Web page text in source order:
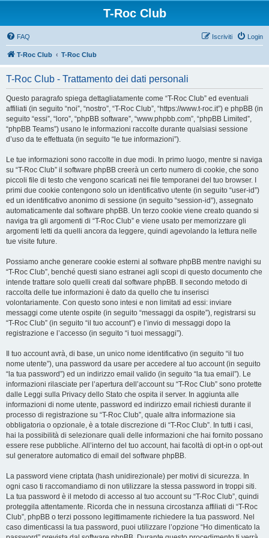
T-Roc Club
FAQ Login
Iscriviti
T-Roc Club T-Roc Club
T-Roc Club - Trattamento dei dati personali
Questo paragrafo spiega dettagliatamente come “T-Roc Club” ed eventuali
affiliati (in seguito “noi”, “nostro”, “T-Roc Club”, “https://www.t-roc.it”) e phpBB (in
seguito “essi”, “loro”, “phpBB software”, “www.phpbb.com”, “phpBB Limited”,
“phpBB Teams”) usano le informazioni raccolte durante qualsiasi sessione
d’uso da te effettuata (in seguito “le tue informazioni”).
Le tue informazioni sono raccolte in due modi. In primo luogo, mentre si naviga
su “T-Roc Club” il software phpBB creerà un certo numero di cookie, che sono
piccoli file di testo che vengono scaricati nei file temporanei del tuo browser. I
primi due cookie contengono solo un identificativo utente (in seguito “user-id”)
ed un identificativo anonimo di sessione (in seguito “session-id”), assegnato
automaticamente dal software phpBB. Un terzo cookie viene creato quando si
naviga tra gli argomenti di “T-Roc Club” e viene usato per memorizzare gli
argomenti letti da quelli ancora da leggere, quindi agevolando la lettura nelle
tue visite future.
Possiamo anche generare cookie esterni al software phpBB mentre navighi su
“T-Roc Club”, benché questi siano estranei agli scopi di questo documento che
intende trattare solo quelli creati dal software phpBB. Il secondo metodo di
raccolta delle tue informazioni è dato da quello che tu inserisci
volontariamente. Con questo sono intesi e non limitati ad essi: inviare
messaggi come utente ospite (in seguito “messaggi da ospite”), registrarsi su
“T-Roc Club” (in seguito “il tuo account”) e l’invio di messaggi dopo la
registrazione e l’accesso (in seguito “i tuoi messaggi”).
Il tuo account avrà, di base, un unico nome identificativo (in seguito “il tuo
nome utente”), una password da usare per accedere al tuo account (in seguito
“la tua password”) ed un indirizzo email valido (in seguito “la tua email”). Le
informazioni rilasciate per l’apertura dell’account su “T-Roc Club” sono protette
dalle Leggi sulla Privacy dello Stato che ospita il server. In aggiunta alle
informazioni di nome utente, password ed indirizzo email richiesti durante il
processo di registrazione su “T-Roc Club”, quale altra informazione sia
obbligatoria o opzionale, è a totale discrezione di “T-Roc Club”. In tutti i casi,
hai la possibilità di selezionare quali delle informazioni che hai fornito possano
essere rese pubbliche. All’interno del tuo account, hai facoltà di opt-in o opt-out
sul generatore automatico di email del software phpBB.
La password viene criptata (hash unidirezionale) per motivi di sicurezza. In
ogni caso ti raccomandiamo di non utilizzare la stessa password in troppi siti.
La tua password è il metodo di accesso al tuo account su “T-Roc Club”, quindi
proteggila attentamente. Ricorda che in nessuna circostanza affiliati di “T-Roc
Club”, phpBB o terzi possono legittimamente richiedere la tua password. Nel
caso dimenticassi la tua password, puoi utilizzare l’opzione “Ho dimenticato la